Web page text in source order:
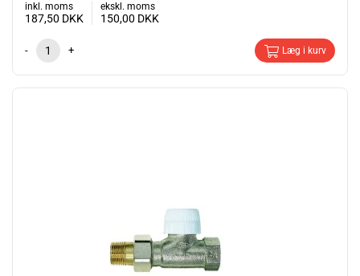
inkl. moms
187,50 DKK
ekskl. moms
150,00 DKK
- + Læg i kurv